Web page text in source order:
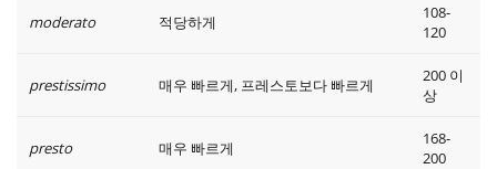
moderato 적당하게
108-
120
prestissimo 매우 빠르게, 프레스토보다 빠르게
200 이
상
presto 매우 빠르게
168-
200